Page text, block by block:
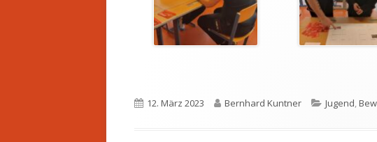
Veröffentlicht
12. März 2023 Autor
Bernhard Kuntner Kategorien
Jugend,